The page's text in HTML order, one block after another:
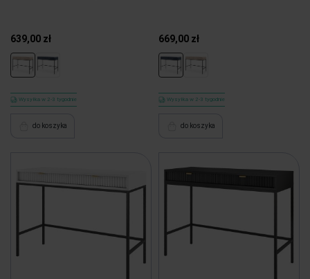
639,00 zł
Wysyłka w 2-3 tygodnie
do koszyka
669,00 zł
Wysyłka w 2-3 tygodnie
do koszyka